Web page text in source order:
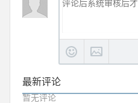
最新评论
暂无评论